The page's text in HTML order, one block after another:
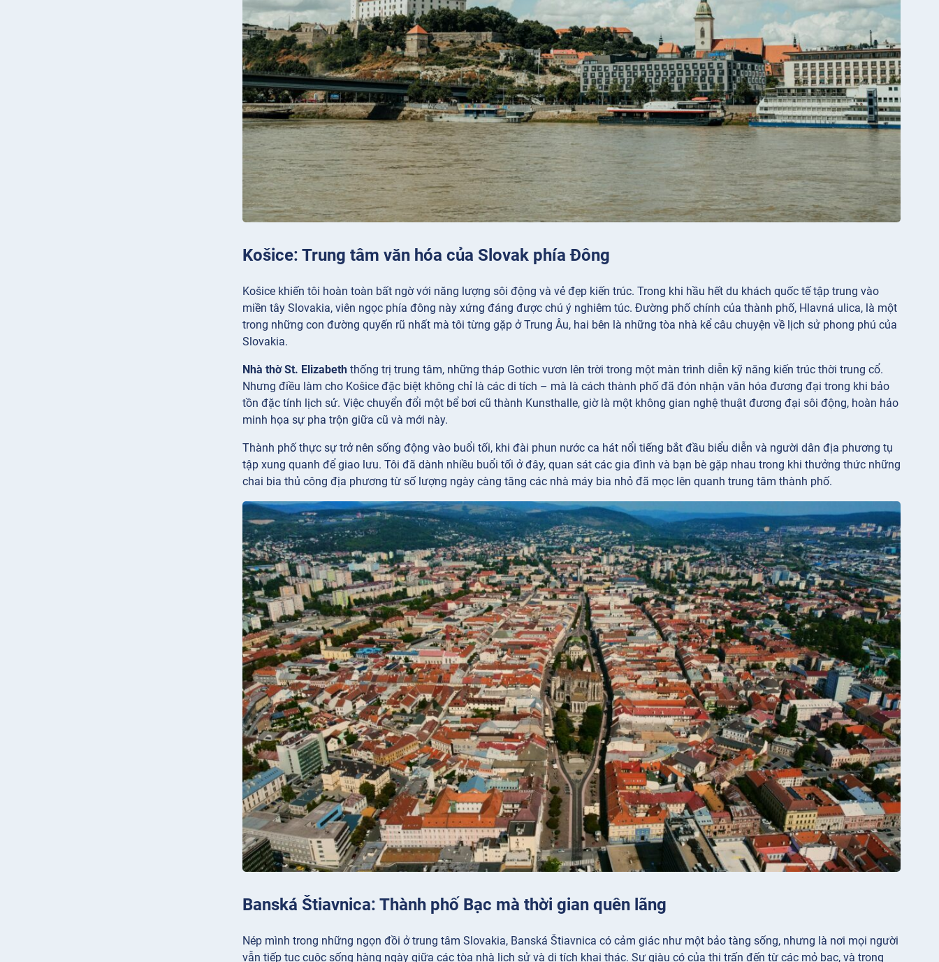
Košice: Trung tâm văn hóa của Slovak phía Đông
Košice khiến tôi hoàn toàn bất ngờ với năng lượng sôi động và vẻ đẹp kiến trúc. Trong khi hầu hết du khách quốc tế tập trung vào
miền tây Slovakia, viên ngọc phía đông này xứng đáng được chú ý nghiêm túc. Đường phố chính của thành phố, Hlavná ulica, là một
trong những con đường quyến rũ nhất mà tôi từng gặp ở Trung Âu, hai bên là những tòa nhà kể câu chuyện về lịch sử phong phú của
Slovakia.
Nhà thờ St. Elizabeth thống trị trung tâm, những tháp Gothic vươn lên trời trong một màn trình diễn kỹ năng kiến trúc thời trung cổ.
Nhưng điều làm cho Košice đặc biệt không chỉ là các di tích – mà là cách thành phố đã đón nhận văn hóa đương đại trong khi bảo
tồn đặc tính lịch sử. Việc chuyển đổi một bể bơi cũ thành Kunsthalle, giờ là một không gian nghệ thuật đương đại sôi động, hoàn hảo
minh họa sự pha trộn giữa cũ và mới này.
Thành phố thực sự trở nên sống động vào buổi tối, khi đài phun nước ca hát nổi tiếng bắt đầu biểu diễn và người dân địa phương tụ
tập xung quanh để giao lưu. Tôi đã dành nhiều buổi tối ở đây, quan sát các gia đình và bạn bè gặp nhau trong khi thưởng thức những
chai bia thủ công địa phương từ số lượng ngày càng tăng các nhà máy bia nhỏ đã mọc lên quanh trung tâm thành phố.
Banská Štiavnica: Thành phố Bạc mà thời gian quên lãng
Nép mình trong những ngọn đồi ở trung tâm Slovakia, Banská Štiavnica có cảm giác như một bảo tàng sống, nhưng là nơi mọi người
vẫn tiếp tục cuộc sống hàng ngày giữa các tòa nhà lịch sử và di tích khai thác. Sự giàu có của thị trấn đến từ các mỏ bạc, và trong